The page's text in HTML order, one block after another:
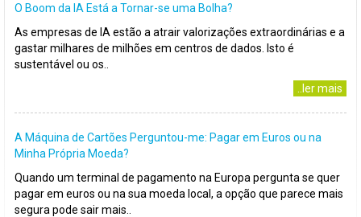
O Boom da IA Está a Tornar-se uma Bolha?
As empresas de IA estão a atrair valorizações extraordinárias e a
gastar milhares de milhões em centros de dados. Isto é
sustentável ou os..
..ler mais
A Máquina de Cartões Perguntou-me: Pagar em Euros ou na
Minha Própria Moeda?
Quando um terminal de pagamento na Europa pergunta se quer
pagar em euros ou na sua moeda local, a opção que parece mais
segura pode sair mais..